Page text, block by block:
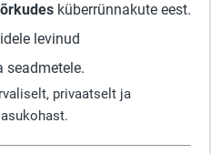
küberrünnakute eest.
levinud
seadmetele.
privaatselt ja